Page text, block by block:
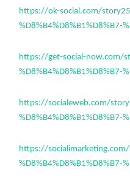
https://ok-social.com/
%D8%B4%D8%B1%D8%B7-
https://get-social-now.com/
%D8%B4%D8%B1%D8%B7-
https://socialeweb.com/
%D8%B4%D8%B1%D8%B7-
https://socialimarketing.com/
%D8%B4%D8%B1%D8%B7-